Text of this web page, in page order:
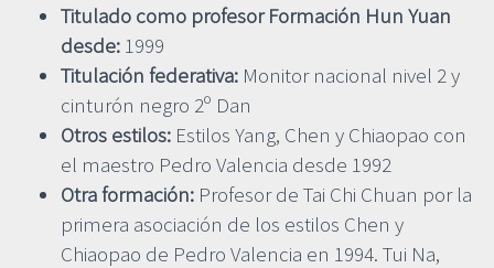
Titulado como profesor Formación Hun Yuan
desde: 1999
Titulación federativa: Monitor nacional nivel 2 y
cinturón negro 2º Dan
Otros estilos: Estilos Yang, Chen y Chiaopao con
el maestro Pedro Valencia desde 1992
Otra formación: Profesor de Tai Chi Chuan por la
primera asociación de los estilos Chen y
Chiaopao de Pedro Valencia en 1994. Tui Na,